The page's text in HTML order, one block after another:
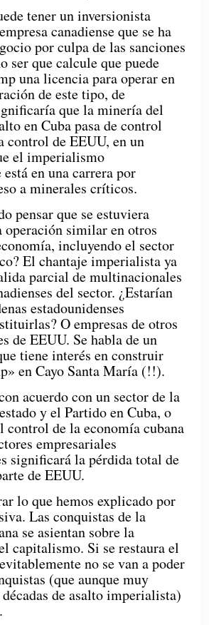
tener un inversionista
canadiense que se ha
por culpa de las sanciones
ser que calcule que puede
una licencia para operar en
de este tipo, de
que la minería del
en Cuba pasa de control
control de EEUU, en un
el imperialismo
en una carrera por
a minerales críticos.
pensar que se estuviera
operación similar en otros
incluyendo el sector
El chantaje imperialista ya
parcial de multinacionales
del sector. ¿Estarían
estadounidenses
O empresas de otros
de EEUU. Se habla de un
tiene interés en construir
en Cayo Santa María (!!).
acuerdo con un sector de la
y el Partido en Cuba, o
control de la economía cubana
empresariales
significará la pérdida total de
de EEUU.
lo que hemos explicado por
Las conquistas de la
se asientan sobre la
capitalismo. Si se restaura el
no se van a poder
(que aunque muy
de asalto imperialista)